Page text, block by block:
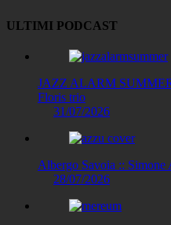
ULTIMI PODCAST
JAZZ ALARM
Floris trio
31/07/2026
Albergo Savoia ::
28/07/2026